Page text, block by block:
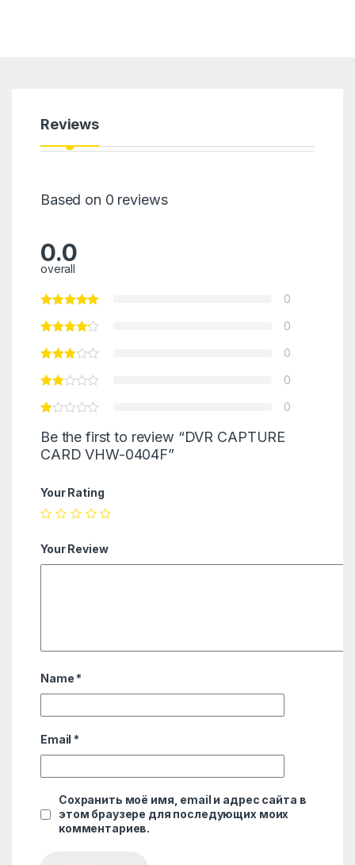
Reviews
Based on 0 reviews
0.0
overall
0
0
0
0
0
Be the first to review “DVR CAPTURE
CARD VHW-0404F”
Your Rating
Your Review
Name *
Email *
Сохранить моё имя, email и адрес сайта в
этом браузере для последующих моих
комментариев.